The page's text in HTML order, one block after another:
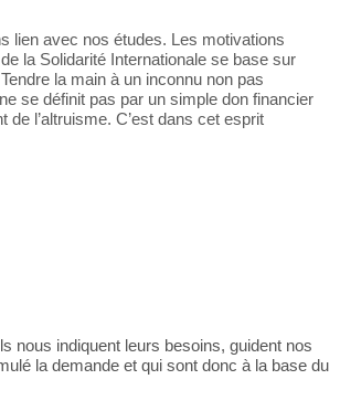
lien avec nos études. Les motivations
la Solidarité Internationale se base sur
la main à un inconnu non pas
se définit pas par un simple don financier
l’altruisme. C’est dans cet esprit
nous indiquent leurs besoins, guident nos
la demande et qui sont donc à la base du